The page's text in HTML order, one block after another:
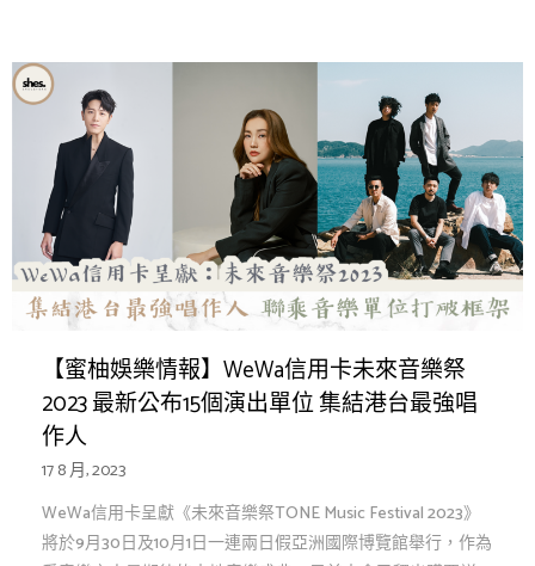
【蜜柚娛樂情報】WeWa信用卡未來音樂祭
2023 最新公布15個演出單位 集結港台最強唱
作人
17 8 月, 2023
WeWa信用卡呈獻《未來音樂祭TONE Music Festival 2023》
將於9月30日及10月1日一連兩日假亞洲國際博覽館舉行，作為